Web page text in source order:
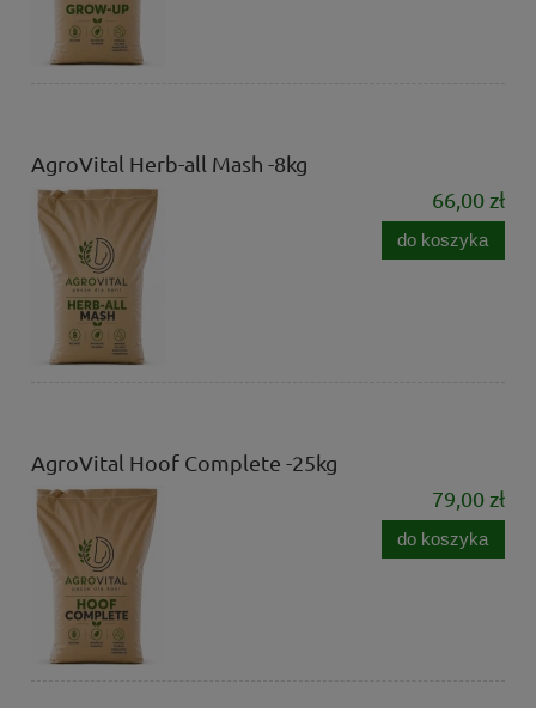
AgroVital Herb-all Mash -8kg
66,00 zł
do koszyka
AgroVital Hoof Complete -25kg
79,00 zł
do koszyka